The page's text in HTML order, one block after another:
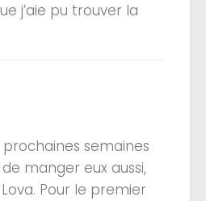
j’aie pu trouver la
semaines
manger eux aussi,
Pour le premier